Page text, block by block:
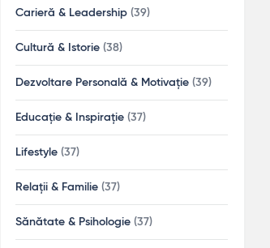
Carieră & Leadership (39)
Cultură & Istorie (38)
Dezvoltare Personală & Motivație (39)
Educație & Inspirație (37)
Lifestyle (37)
Relații & Familie (37)
Sănătate & Psihologie (37)